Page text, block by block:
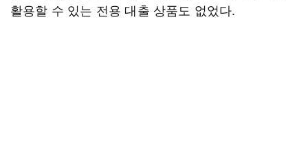
활용할 수 있는 전용 대출 상품도 없었다.